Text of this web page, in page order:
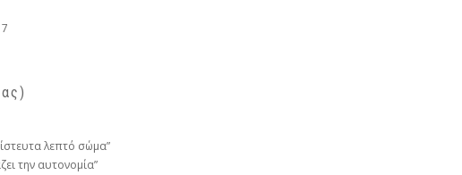
λεπτό σώμα”
την αυτονομία”